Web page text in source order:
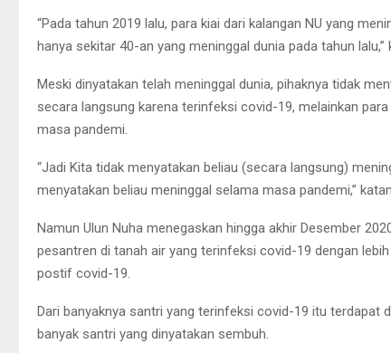
“Pada tahun 2019 lalu, para kiai dari kalangan NU yang
hanya sekitar 40-an yang meninggal dunia pada tahun
Meski dinyatakan telah meninggal dunia, pihaknya tidak
secara langsung karena terinfeksi covid-19, melainkan
masa pandemi.
“Jadi Kita tidak menyatakan beliau (secara langsung)
menyatakan beliau meninggal selama masa pandemi,”
Namun Ulun Nuha menegaskan hingga akhir Desember
pesantren di tanah air yang terinfeksi covid-19 dengan
postif covid-19.
Dari banyaknya santri yang terinfeksi covid-19 itu terdapat
banyak santri yang dinyatakan sembuh.